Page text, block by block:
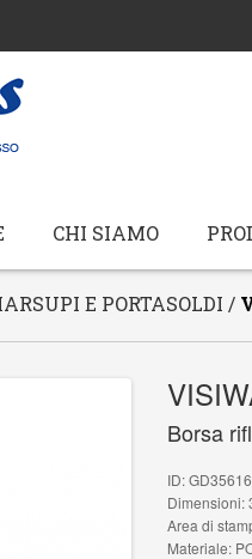
CHI SIAMO
E PORTASOLDI /
Borsa
ID: GD35616
Dimensioni:
Area di
Materiale: